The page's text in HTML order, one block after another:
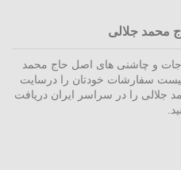
محمد جلالی
جات و چاشنی های اصل حاج محمد
سفارشات خودتان را درسایت
جلالی را در سراسر ایران دریافت